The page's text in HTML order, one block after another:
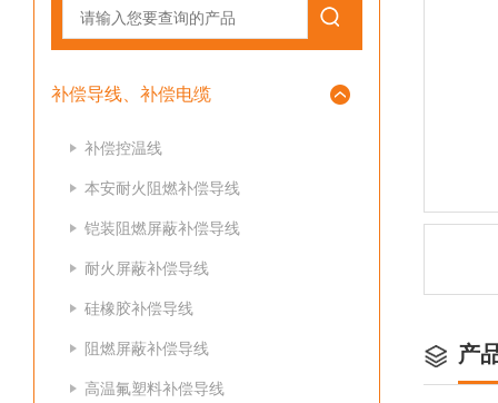
补偿导线、补偿电缆
补偿控温线
本安耐火阻燃补偿导线
铠装阻燃屏蔽补偿导线
耐火屏蔽补偿导线
硅橡胶补偿导线
阻燃屏蔽补偿导线
高温氟塑料补偿导线
产